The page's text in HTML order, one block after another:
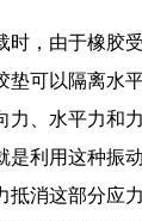
，由于橡胶
可以隔离水
、水平力和
利用这种振
消这部分应